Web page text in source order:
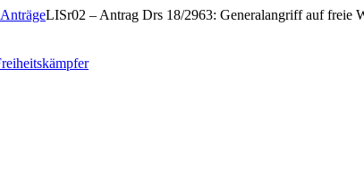
AnträgeLISr02 – Antrag Drs 18/2963: Generalangriff auf freie